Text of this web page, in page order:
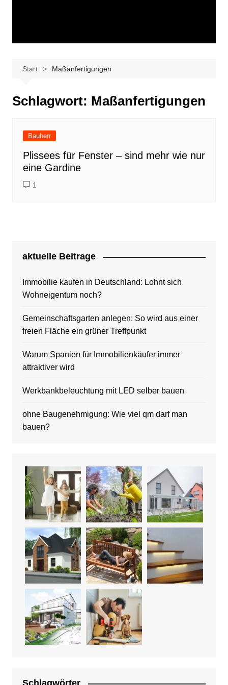
Start Maßanfertigungen
Schlagwort: Maßanfertigungen
Bauherr
Plissees für Fenster – sind mehr wie nur
eine Gardine
1
aktuelle Beitrage
Immobilie kaufen in Deutschland: Lohnt sich
Wohneigentum noch?
Gemeinschaftsgarten anlegen: So wird aus einer
freien Fläche ein grüner Treffpunkt
Warum Spanien für Immobilienkäufer immer
attraktiver wird
Werkbankbeleuchtung mit LED selber bauen
ohne Baugenehmigung: Wie viel qm darf man
bauen?
Schlagwörter